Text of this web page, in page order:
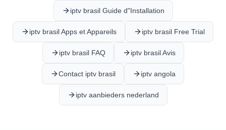
iptv brasil Guide d"Installation
iptv brasil Apps et Appareils iptv brasil Free Trial
iptv brasil FAQ iptv brasil Avis
Contact iptv brasil iptv angola
iptv aanbieders nederland